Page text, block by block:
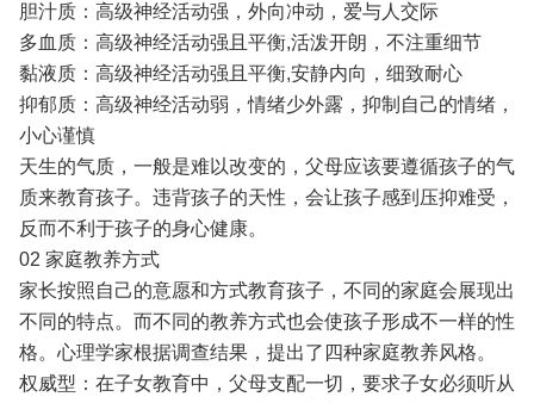
胆汁质：高级神经活动强，外向冲动，爱与人交际
多血质：高级神经活动强且平衡,活泼开朗，不注重细节
黏液质：高级神经活动强且平衡,安静内向，细致耐心
抑郁质：高级神经活动弱，情绪少外露，抑制自己的情绪，
小心谨慎
天生的气质，一般是难以改变的，父母应该要遵循孩子的气
质来教育孩子。违背孩子的天性，会让孩子感到压抑难受，
反而不利于孩子的身心健康。
02 家庭教养方式
家长按照自己的意愿和方式教育孩子，不同的家庭会展现出
不同的特点。而不同的教养方式也会使孩子形成不一样的性
格。心理学家根据调查结果，提出了四种家庭教养风格。
权威型：在子女教育中，父母支配一切，要求子女必须听从